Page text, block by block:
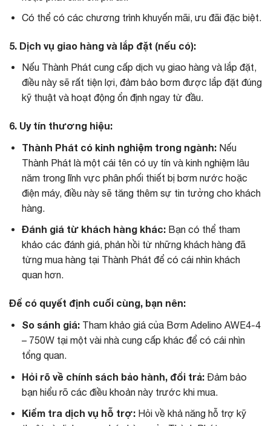
Có thể có các chương trình khuyến mãi, ưu đãi đặc biệt.
5. Dịch vụ giao hàng và lắp đặt (nếu có):
Nếu Thành Phát cung cấp dịch vụ giao hàng và lắp đặt,
điều này sẽ rất tiện lợi, đảm bảo bơm được lắp đặt đúng
kỹ thuật và hoạt động ổn định ngay từ đầu.
6. Uy tín thương hiệu:
Thành Phát có kinh nghiệm trong ngành:Nếu
Thành Phát là một cái tên có uy tín và kinh nghiệm lâu
năm trong lĩnh vực phân phối thiết bị bơm nước hoặc
điện máy, điều này sẽ tăng thêm sự tin tưởng cho khách
hàng.
Đánh giá từ khách hàng khác:Bạn có thể tham
khảo các đánh giá, phản hồi từ những khách hàng đã
từng mua hàng tại Thành Phát để có cái nhìn khách
quan hơn.
Để có quyết định cuối cùng, bạn nên:
So sánh giá:Tham khảo giá của Bơm Adelino AWE4-4
– 750W tại một vài nhà cung cấp khác để có cái nhìn
tổng quan.
Hỏi rõ về chính sách bảo hành, đổi trả:Đảm bảo
bạn hiểu rõ các điều khoản này trước khi mua.
Kiểm tra dịch vụ hỗ trợ:Hỏi về khả năng hỗ trợ kỹ